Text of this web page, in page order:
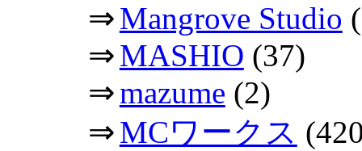
⇒Mangrove Studio
⇒MASHIO (37)
⇒mazume (2)
⇒MCワークス